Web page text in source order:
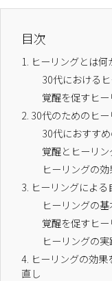
目次
1. ヒーリングとは
30代における
覚醒を促すヒ
2. 30代のためのヒ
30代におすす
覚醒とヒーリ
ヒーリングの
3. ヒーリングによ
ヒーリングの
覚醒を促すヒ
ヒーリングの
4. ヒーリングの効
直し